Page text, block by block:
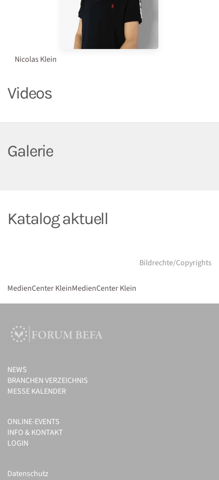
Nicolas Klein
Videos
Galerie
Katalog aktuell
Bildrechte/Copyrights
MedienCenter KleinMedienCenter Klein
NEWS
BRANCHEN VERZEICHNIS
MESSE KALENDER
ONLINE-EVENTS
INFO & KONTAKT
LOGIN
Datenschutz